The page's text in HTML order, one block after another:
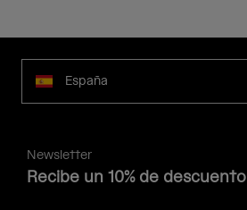
España
Newsletter
Recibe un 10% de descuento